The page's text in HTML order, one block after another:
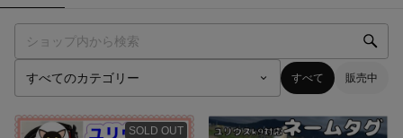
すべて 販売中
SOLD OUT